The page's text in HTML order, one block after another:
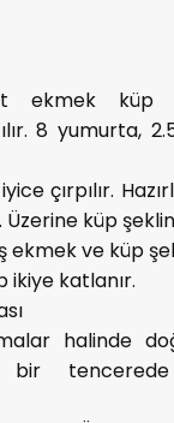
ekmek küp
8 yumurta,
çırpılır.
Üzerine küp
ekmek ve küp
katlanır.
halinde
bir